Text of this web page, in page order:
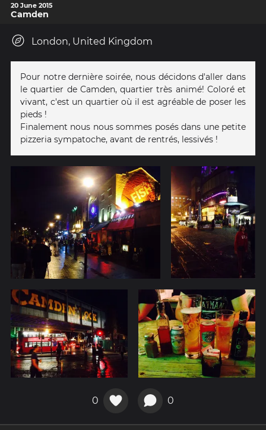
20 June 2015
Camden
London, United Kingdom
Pour notre dernière soirée, nous décidons d'aller dans
le quartier de Camden, quartier très animé! Coloré et
vivant, c'est un quartier où il est agréable de poser les
pieds !
Finalement nous nous sommes posés dans une petite
pizzeria sympatoche, avant de rentrés, lessivés !
0 0